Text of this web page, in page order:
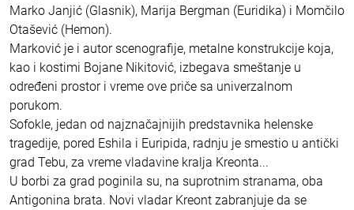
Marko Janjić (Glasnik), Marija Bergman (Euridika) i Momčilo
Otašević (Hemon).
Marković je i autor scenografije, metalne konstrukcije koja,
kao i kostimi Bojane Nikitović, izbegava smeštanje u
određeni prostor i vreme ove priče sa univerzalnom
porukom.
Sofokle, jedan od najznačajnijih predstavnika helenske
tragedije, pored Eshila i Euripida, radnju je smestio u antički
grad Tebu, za vreme vladavine kralja Kreonta...
U borbi za grad poginila su, na suprotnim stranama, oba
Antigonina brata. Novi vladar Kreont zabranjuje da se